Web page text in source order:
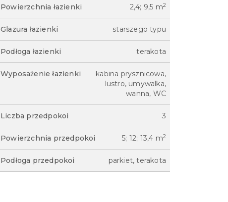
Powierzchnia łazienki 2,4; 9,5 m2
Glazura łazienki starszego typu
Podłoga łazienki terakota
Wyposażenie łazienki
kabina prysznicowa,
lustro, umywalka,
wanna, WC
Liczba przedpokoi 3
Powierzchnia przedpokoi 5; 12; 13,4 m2
Podłoga przedpokoi parkiet, terakota